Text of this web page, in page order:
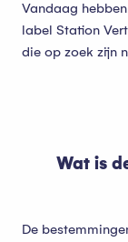
Vandaag
label Station
die op zoek zijn
Wat is
De